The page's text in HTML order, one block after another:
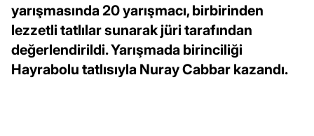
yarışmasında 20 yarışmacı, birbirinden
lezzetli tatlılar sunarak jüri tarafından
değerlendirildi. Yarışmada birinciliği
Hayrabolu tatlısıyla Nuray Cabbar kazandı.